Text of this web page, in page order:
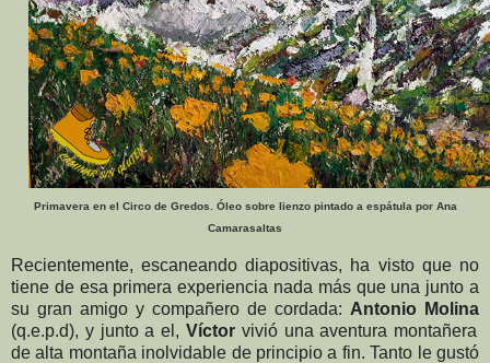
Primavera en el Circo de Gredos. Óleo sobre lienzo pintado a espátula por Ana
Camarasaltas
Recientemente, escaneando diapositivas, ha visto que no
tiene de esa primera experiencia nada más que una junto a
su gran amigo y compañero de cordada: Antonio Molina
(q.e.p.d), y junto a el, Víctor vivió una aventura montañera
de alta montaña inolvidable de principio a fin. Tanto le gustó